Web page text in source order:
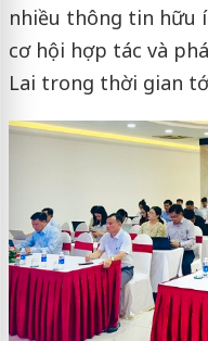
nhiều thông tin hữu
cơ hội hợp tác và
Lai trong thời gian